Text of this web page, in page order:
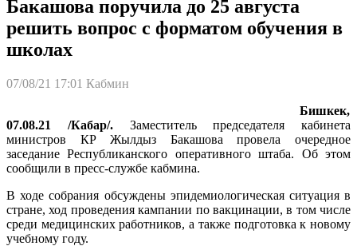
Бакашова поручила до 25 августа
решить вопрос с форматом обучения в
школах
07/08/21 17:01 Кабмин
Бишкек,
07.08.21 /Кабар/. Заместитель председателя кабинета
министров КР Жылдыз Бакашова провела очередное
заседание Республиканского оперативного штаба. Об этом
сообщили в пресс-службе кабмина.
В ходе собрания обсуждены эпидемиологическая ситуация в
стране, ход проведения кампании по вакцинации, в том числе
среди медицинских работников, а также подготовка к новому
учебному году.